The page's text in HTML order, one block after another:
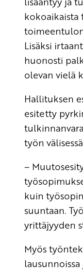
kokoaikaista
Lisäksi
huonosti
olevan vielä
Hallituksen
esitetty
työn
–
kuin
suuntaan.
yrittäjyyden
Myös